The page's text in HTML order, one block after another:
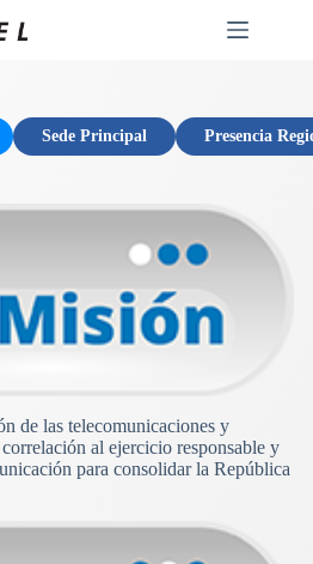
Sede Principal Presencia
de las telecomunicaciones y
al ejercicio responsable y
para consolidar la República